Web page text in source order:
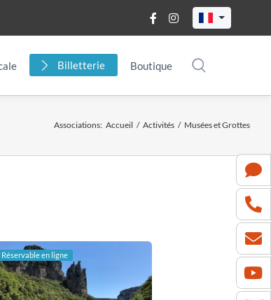
Billetterie Boutique
Associations: Accueil / Activités / Musées et Grottes
Réservable en ligne